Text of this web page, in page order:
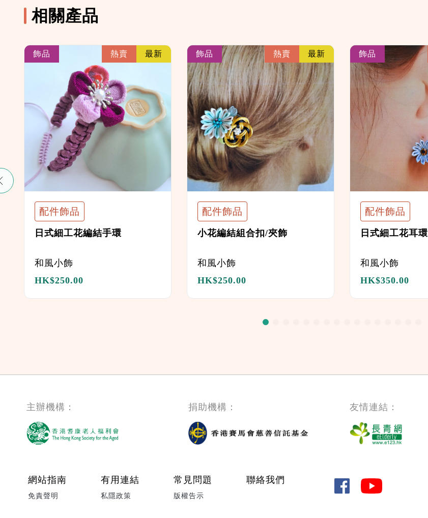
相關產品
飾品 熱賣 最新
配件飾品
日式細工花編結手環
和風小飾
HK$250.00
飾品 熱賣 最新
配件飾品
小花編結組合扣/夾飾
和風小飾
HK$250.00
飾品
配件飾品
日式細工花耳環
和風小飾
HK$350.00
link link
主辦機構： 捐助機構： 友情連結：
Footer menu
網站指南 有用連結 常見問題 聯絡我們
免責聲明 私隱政策 版權告示